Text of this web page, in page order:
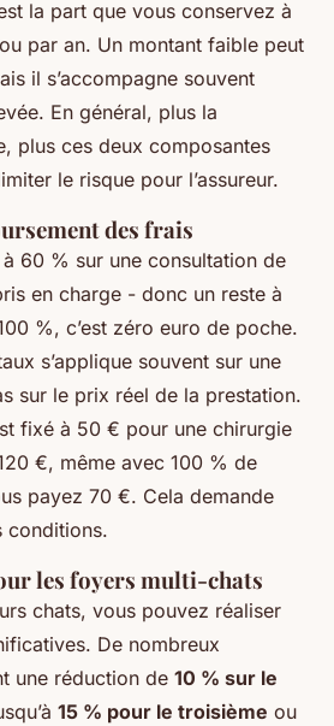
la part que vous conservez à
par an. Un montant faible peut
il s’accompagne souvent
En général, plus la
plus ces deux composantes
le risque pour l’assureur.
des frais
60 % sur une consultation de
en charge - donc un reste à
%, c’est zéro euro de poche.
s’applique souvent sur une
sur le prix réel de la prestation.
fixé à 50 € pour une chirurgie
€, même avec 100 % de
payez 70 €. Cela demande
conditions.
les foyers multi-chats
chats, vous pouvez réaliser
De nombreux
une réduction de 10 % sur le
15 % pour le troisième ou